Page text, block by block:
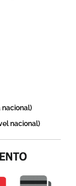
nacional)
nacional)